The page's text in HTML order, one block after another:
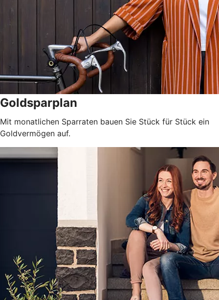
Goldsparplan
Mit monatlichen Sparraten bauen Sie Stück für Stück ein
Goldvermögen auf.